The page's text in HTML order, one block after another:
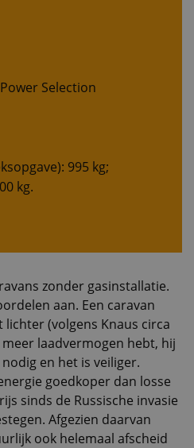
Selection
995 kg;
kg.
zonder gasinstallatie.
aan. Een caravan
(volgens Knaus circa
laadvermogen hebt, hij
en het is veiliger.
goedkoper dan losse
sinds de Russische invasie
Afgezien daarvan
ook helemaal afscheid